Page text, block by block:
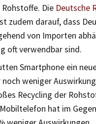
Die Deutsche
zudem darauf, dass
von Importen
oft verwendbar sind.
Smartphone ein
weniger
Recycling der
hat im